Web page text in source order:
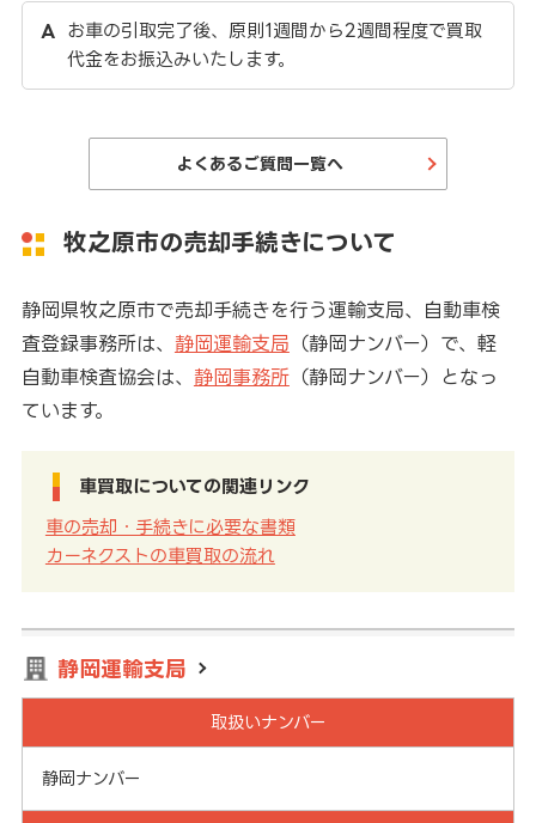
お車の引取完了後、原則1週間から2週間程度で買取
代金をお振込みいたします。
よくあるご質問一覧へ
牧之原市の売却手続きについて
静岡県牧之原市で売却手続きを行う運輸支局、自動車検
査登録事務所は、 静岡運輸支局 （静岡ナンバー）で、軽
自動車検査協会は、 静岡事務所（静岡ナンバー）となっ
ています。
車買取についての関連リンク
車の売却・手続きに必要な書類
カーネクストの車買取の流れ
静岡運輸支局
取扱いナンバー
静岡ナンバー